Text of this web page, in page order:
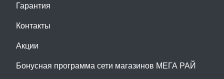
Гарантия
Контакты
Акции
Бонусная программа сети магазинов МЕГА РАЙ